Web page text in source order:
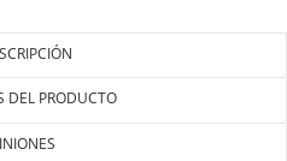
DEL PRODUCTO